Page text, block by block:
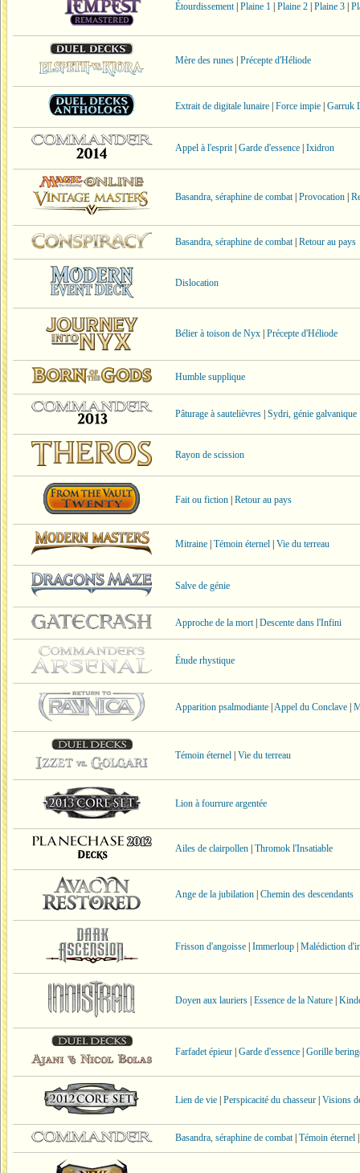
Étourdissement| Plaine 1 Plaine 2 Plaine 3
Mère des runes Précepte d'Héliode
Extrait de digitale lunaire Force impie Garruk
Appel à l'esprit| Garde d'essence Ixidron
Basandra, séraphine de combat| Provocation
Basandra, séraphine de combat| Retour au pays
Dislocation
Bélier à toison de Nyx Précepte d'Héliode
Humble supplique
Pâturage à sautelièvres Sydri, génie galvanique
Rayon de scission
Fait ou fiction Retour au pays
Mitraine Témoin éternel Vie du terreau
Salve de génie
Approche de la mort| Descente dans l'Infini
Étude rhystique
Apparition psalmodiante Appel du Conclave
Témoin éternel Vie du terreau
Lion à fourrure argentée
Ailes de clairpollen Thromok l'Insatiable
Ange de la jubilation Chemin des descendants
Frisson d'angoisse Immerloup Malédiction
Doyen aux lauriers Essence de la Nature
Farfadet épieur Garde d'essence Gorille
Lien de vie Perspicacité du chasseur Visions
Basandra, séraphine de combat| Témoin éternel